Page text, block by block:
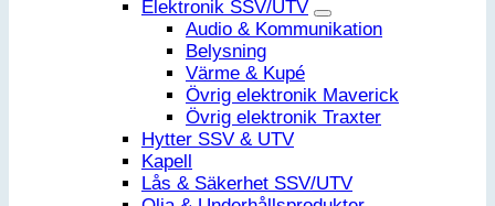
Elektronik SSV/UTV
Audio & Kommunikation
Belysning
Värme & Kupé
Övrig elektronik Maverick
Övrig elektronik Traxter
Hytter SSV & UTV
Kapell
Lås & Säkerhet SSV/UTV